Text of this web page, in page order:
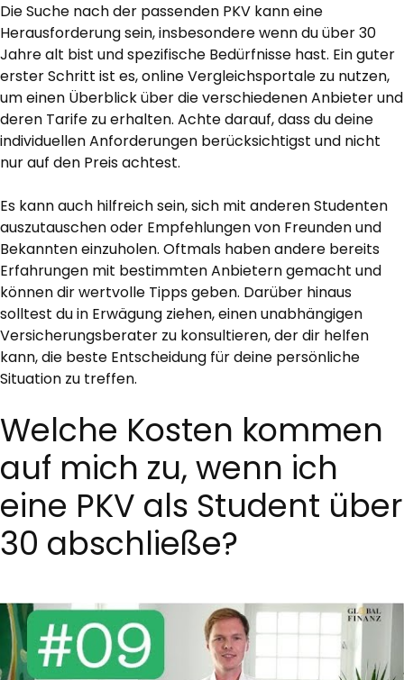
Die Suche nach der passenden PKV kann eine
Herausforderung sein, insbesondere wenn du über 30
Jahre alt bist und spezifische Bedürfnisse hast. Ein guter
erster Schritt ist es, online Vergleichsportale zu nutzen,
um einen Überblick über die verschiedenen Anbieter und
deren Tarife zu erhalten. Achte darauf, dass du deine
individuellen Anforderungen berücksichtigst und nicht
nur auf den Preis achtest.
Es kann auch hilfreich sein, sich mit anderen Studenten
auszutauschen oder Empfehlungen von Freunden und
Bekannten einzuholen. Oftmals haben andere bereits
Erfahrungen mit bestimmten Anbietern gemacht und
können dir wertvolle Tipps geben. Darüber hinaus
solltest du in Erwägung ziehen, einen unabhängigen
Versicherungsberater zu konsultieren, der dir helfen
kann, die beste Entscheidung für deine persönliche
Situation zu treffen.
Welche Kosten kommen
auf mich zu, wenn ich
eine PKV als Student über
30 abschließe?